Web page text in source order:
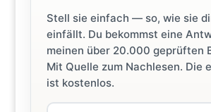
Stell sie einfach — so, wie sie
einfällt. Du bekommst eine
meinen über 20.000 geprüften
Mit Quelle zum Nachlesen. Die
ist kostenlos.